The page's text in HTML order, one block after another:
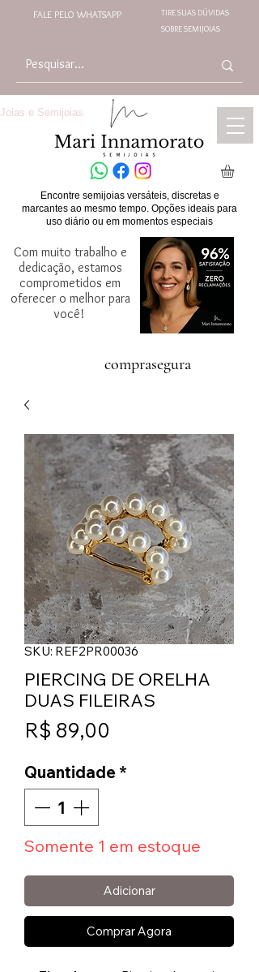
FALE PELO WHATSAPP
TIRE SUAS DÚVIDAS
SOBRE SEMIJOIAS
Joias e Semijoias
Encontre semijoias versáteis, discretas e
marcantes ao mesmo tempo. Opções ideais para
uso diário ou em momentos especiais
Com muito trabalho e
dedicação, estamos
comprometidos em
oferecer o melhor para
você!
comprasegura
SKU: REF2PR00036
PIERCING DE ORELHA
DUAS FILEIRAS
R$ 89,00
Quantidade *
Somente 1 em estoque
Adicionar
Comprar Agora